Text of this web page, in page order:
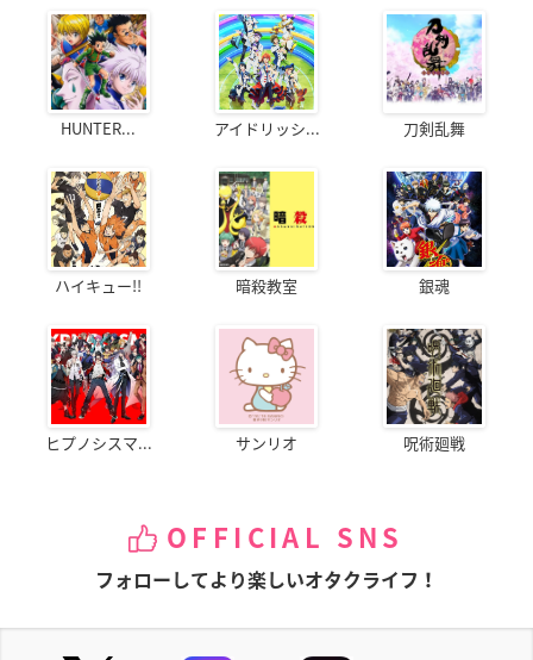
HUNTER... アイドリッシ... 刀剣乱舞
ハイキュー!! 暗殺教室 銀魂
ヒプノシスマ... サンリオ 呪術廻戦
OFFICIAL SNS
フォローしてより楽しいオタクライフ！